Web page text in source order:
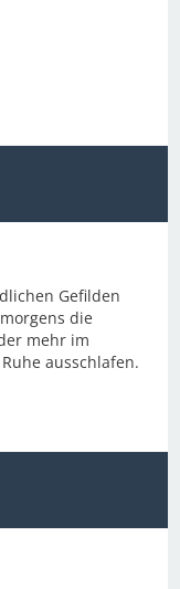
Gefilden
die
mehr im
ausschlafen.